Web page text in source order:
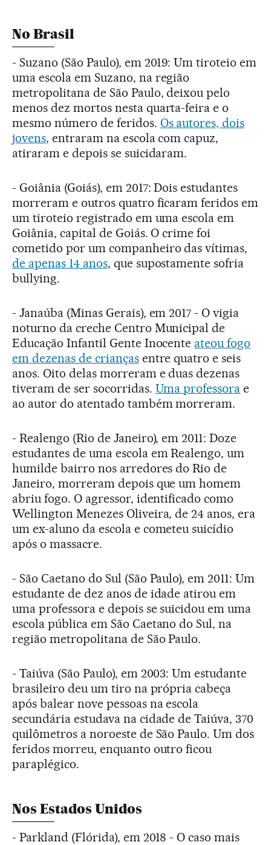
No Brasil
- Suzano (São Paulo), em 2019: Um tiroteio em
uma escola em Suzano, na região
metropolitana de São Paulo, deixou pelo
menos dez mortos nesta quarta-feira e o
mesmo número de feridos. Os autores, dois
jovens, entraram na escola com capuz,
atiraram e depois se suicidaram.
- Goiânia (Goiás), em 2017: Dois estudantes
morreram e outros quatro ficaram feridos em
um tiroteio registrado em uma escola em
Goiânia, capital de Goiás. O crime foi
cometido por um companheiro das vítimas,
de apenas 14 anos, que supostamente sofria
bullying.
- Janaúba (Minas Gerais), em 2017 - O vigia
noturno da creche Centro Municipal de
Educação Infantil Gente Inocente ateou fogo
em dezenas de criançasentre quatro e seis
anos. Oito delas morreram e duas dezenas
tiveram de ser socorridas. Uma professora e
ao autor do atentado também morreram.
- Realengo (Rio de Janeiro), em 2011: Doze
estudantes de uma escola em Realengo, um
humilde bairro nos arredores do Rio de
Janeiro, morreram depois que um homem
abriu fogo. O agressor, identificado como
Wellington Menezes Oliveira, de 24 anos, era
um ex-aluno da escola e cometeu suicídio
após o massacre.
- São Caetano do Sul (São Paulo), em 2011: Um
estudante de dez anos de idade atirou em
uma professora e depois se suicidou em uma
escola pública em São Caetano do Sul, na
região metropolitana de São Paulo.
- Taiúva (São Paulo), em 2003: Um estudante
brasileiro deu um tiro na própria cabeça
após balear nove pessoas na escola
secundária estudava na cidade de Taiúva, 370
quilômetros a noroeste de São Paulo. Um dos
feridos morreu, enquanto outro ficou
paraplégico.
Nos Estados Unidos
- Parkland (Flórida), em 2018 - O caso mais